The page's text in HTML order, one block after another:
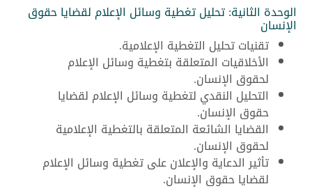
الوحدة الثانية: تحليل تغطية وسائل الإعلام لقضايا حقوق
الإنسان
تقنيات تحليل التغطية الإعلامية.
الأخلاقيات المتعلقة بتغطية وسائل الإعلام
لحقوق الإنسان.
التحليل النقدي لتغطية وسائل الإعلام لقضايا
حقوق الإنسان.
القضايا الشائعة المتعلقة بالتغطية الإعلامية
لحقوق الإنسان.
تأثير الدعاية والإعلان على تغطية وسائل الإعلام
لقضايا حقوق الإنسان.